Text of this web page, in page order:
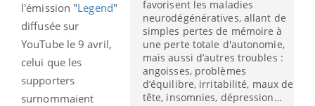
favorisent les maladies
neurodégénératives, allant de
simples pertes de mémoire à
une perte totale d'autonomie,
mais aussi d’autres troubles :
angoisses, problèmes
d’équilibre, irritabilité, maux de
tête, insomnies, dépression…
l'émission "Legend"
diffusée sur
YouTube le 9 avril,
celui que les
supporters
surnommaient